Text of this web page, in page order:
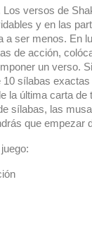
Los versos de
y en las
a ser menos. En
de acción,
un verso.
sílabas exactas
la última carta de
sílabas, las
que empezar